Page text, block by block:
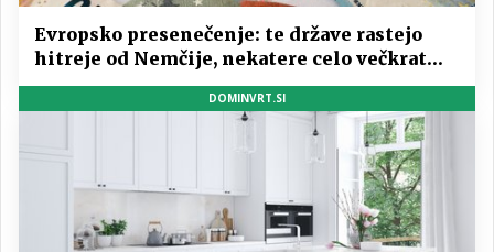
Evropsko presenečenje: te države rastejo
hitreje od Nemčije, nekatere celo večkrat
hitreje
DOMINVRT.SI